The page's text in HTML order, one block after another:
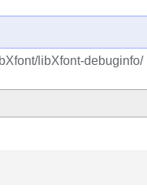
libXfont-debuginfo/